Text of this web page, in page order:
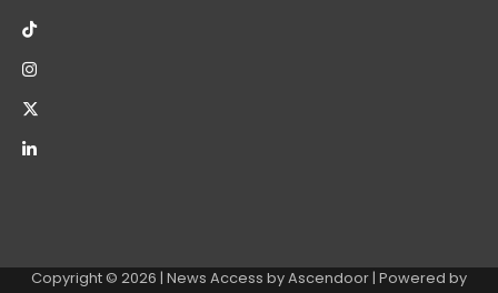
Copyright © 2026 | News Access byAscendoor | Powered by